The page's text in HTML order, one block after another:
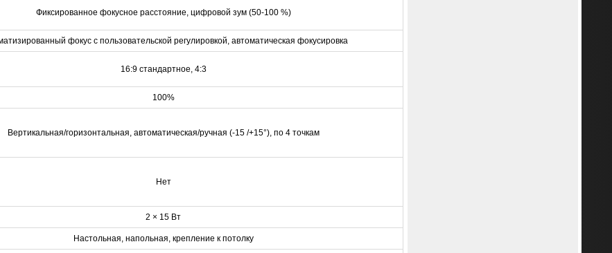
Фиксированное фокусное расстояние, цифровой зум (50-100 %)
фокус с пользовательской регулировкой, автоматическая фокусировка
16:9 стандартное, 4:3
100%
Вертикальная/горизонтальная, автоматическая/ручная (-15 /+15°), по 4 точкам
Нет
2 × 15 Вт
Настольная, напольная, крепление к потолку